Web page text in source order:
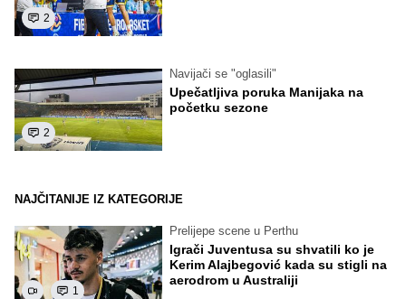
2
2
Navijači se "oglasili"
Upečatljiva poruka Manijaka na
početku sezone
NAJČITANIJE IZ KATEGORIJE
1
Prelijepe scene u Perthu
Igrači Juventusa su shvatili ko je
Kerim Alajbegović kada su stigli na
aerodrom u Australiji